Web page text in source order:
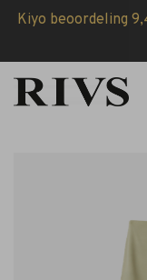
Kiyo beoordeling